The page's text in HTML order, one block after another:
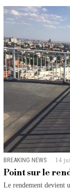
BREAKING NEWS 14
Point sur le
Le rendement devient